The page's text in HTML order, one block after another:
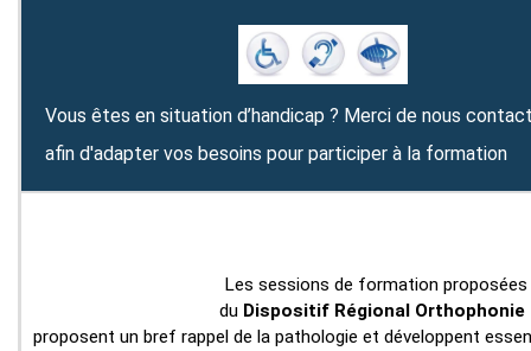
Vous êtes en situation d’handicap ? Merci de nous
afin d'adapter vos besoins pour participer à la formation
Les sessions de formation proposées
du Dispositif Régional Orthophonie
proposent un bref rappel de la pathologie et développent